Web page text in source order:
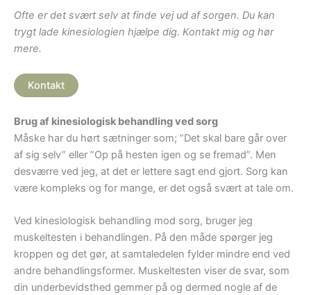
Ofte er det svært selv at finde vej ud af sorgen. Du kan
trygt lade kinesiologien hjælpe dig. Kontakt mig og hør
mere.
Kontakt
Brug af kinesiologisk behandling ved sorg
Måske har du hørt sætninger som; ”Det skal bare går over
af sig selv” eller ”Op på hesten igen og se fremad”. Men
desværre ved jeg, at det er lettere sagt end gjort. Sorg kan
være kompleks og for mange, er det også svært at tale om.
Ved kinesiologisk behandling mod sorg, bruger jeg
muskeltesten i behandlingen. På den måde spørger jeg
kroppen og det gør, at samtaledelen fylder mindre end ved
andre behandlingsformer. Muskeltesten viser de svar, som
din underbevidsthed gemmer på og dermed nogle af de